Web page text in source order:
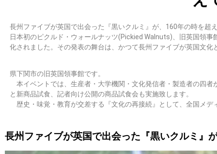
長州ファイブが英国で出会った『黒いクルミ』が、160年の時を超
日本初のピクルド・ウォールナッツ(Pickied Walnuts)、旧英国領
化されました。その発表の舞台は、かつて長州ファイブが英国文
県下関市の旧英国領事館です。
本イベントでは、生産者・大学機関・文化発信者・製造者の四
と新商品試食、記者向け公開の商品試食会も実施致します。
歴史・味覚・教育が交差する『文化の再接続』として、全国メデ
長州ファイブが英国で出会った『黒いクルミ』